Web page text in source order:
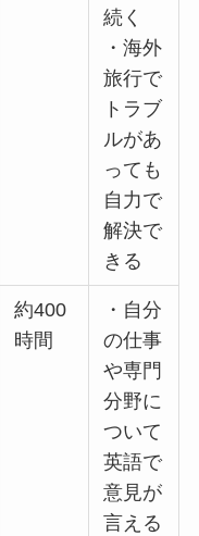
続く
・海外
旅行で
トラブ
ルがあ
っても
自力で
解決で
きる
約400
時間
・自分
の仕事
や専門
分野に
ついて
英語で
意見が
言える